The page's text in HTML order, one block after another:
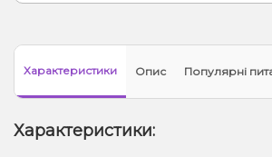
Характеристики Опис Популярні
Характеристики: